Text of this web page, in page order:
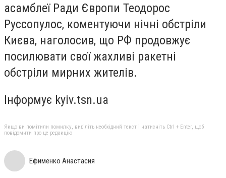
асамблеї Ради Європи Теодорос
Руссопулос, коментуючи нічні обстріли
Києва, наголосив, що РФ продовжує
посилювати свої жахливі ракетні
обстріли мирних жителів.
Інформує kyiv.tsn.ua
Якщо ви помітили помилку, виділіть необхідний текст і натисніть Ctrl + Enter, щоб
повідомити про це редакцію
Ефименко Анастасия